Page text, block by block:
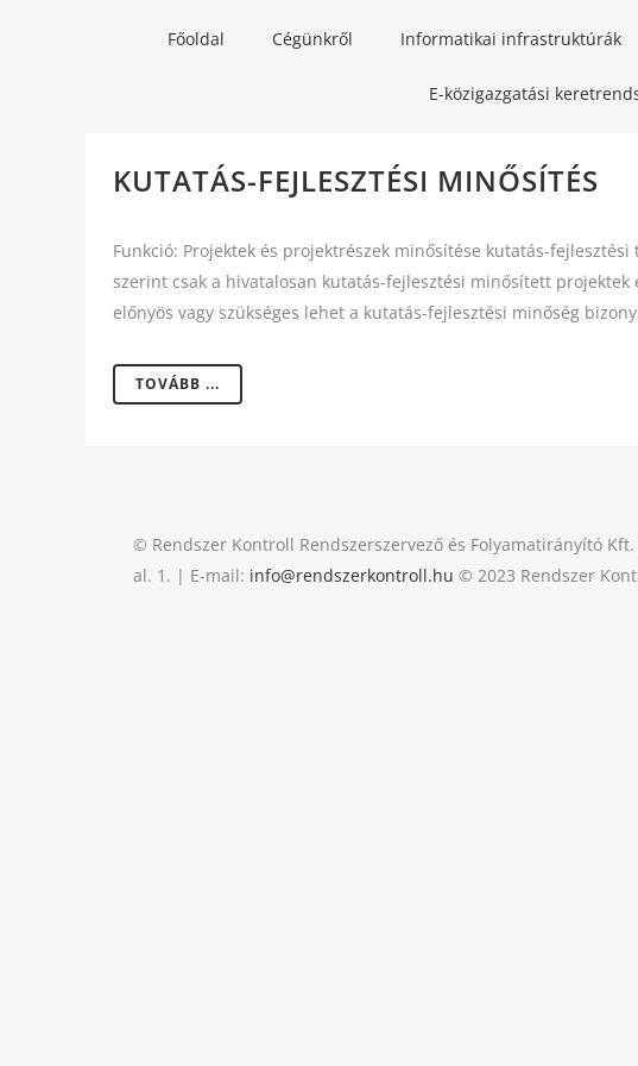
Főoldal Cégünkről Informatikai infrastruktúrák
E-közigazgatási
KUTATÁS-FEJLESZTÉSI MINŐSÍTÉS
Funkció: Projektek és projektrészek minősítése kutatás-
szerint csak a hivatalosan kutatás-fejlesztési minősített
előnyös vagy szükséges lehet a kutatás-fejlesztési minőség
TOVÁBB ...
© Rendszer Kontroll Rendszerszervező és Folyamatirányító
al. 1. | E-mail: info@rendszerkontroll.hu © 2023 Rendszer